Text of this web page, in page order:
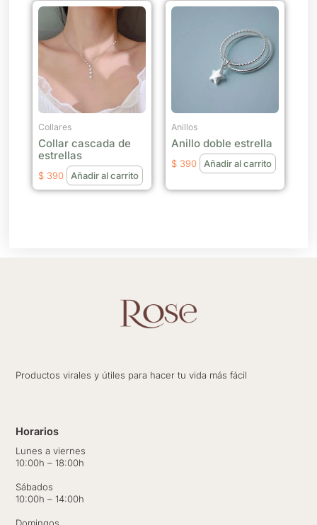
de
producto
Collares
Collar cascada de
estrellas
$ 390 Añadir al carrito
Anillos
Anillo doble estrella
$ 390 Añadir al carrito
Productos virales y útiles para hacer tu vida más fácil
Horarios
Lunes a viernes
10:00h – 18:00h
Sábados
10:00h – 14:00h